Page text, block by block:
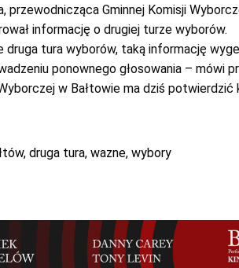
przewodnicząca Gminnej Komisji
informację o drugiej turze wyborów.
druga tura wyborów, taką informację
ponownego głosowania – mówi
w Bałtowie ma dziś potwierdzić
, druga tura, wazne, wybory